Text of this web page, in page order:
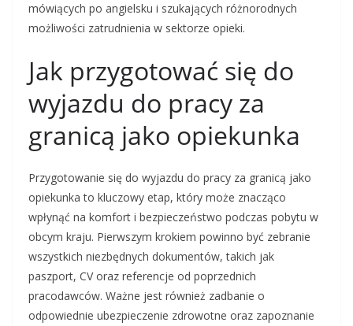
mówiących po angielsku i szukających różnorodnych
możliwości zatrudnienia w sektorze opieki.
Jak przygotować się do
wyjazdu do pracy za
granicą jako opiekunka
Przygotowanie się do wyjazdu do pracy za granicą jako
opiekunka to kluczowy etap, który może znacząco
wpłynąć na komfort i bezpieczeństwo podczas pobytu w
obcym kraju. Pierwszym krokiem powinno być zebranie
wszystkich niezbędnych dokumentów, takich jak
paszport, CV oraz referencje od poprzednich
pracodawców. Ważne jest również zadbanie o
odpowiednie ubezpieczenie zdrowotne oraz zapoznanie